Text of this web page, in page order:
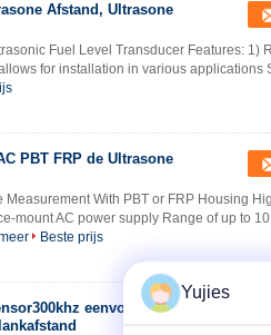
Afstand, Ultrasone
Fuel Level Transducer Features: 1)
for installation in various applications
PBT FRP de Ultrasone
With PBT or FRP Housing
mount AC power supply Range of up to
Beste prijs
eenvoudig de
Yujies